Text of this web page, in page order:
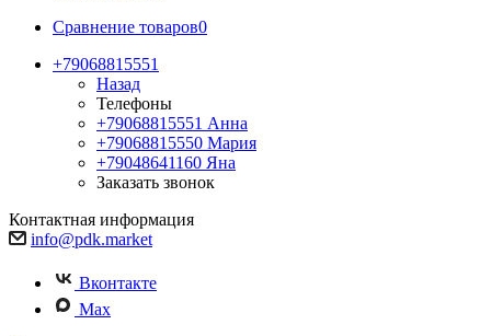
Сравнение товаров0
+79068815551
Назад
Телефоны
+79068815551 Анна
+79068815550 Мария
+79048641160 Яна
Заказать звонок
Контактная информация
info@pdk.market
Вконтакте
Max